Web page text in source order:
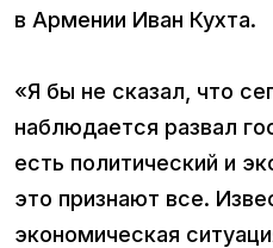
в Армении Иван Кухта.
«Я бы не сказал, что
наблюдается развал
есть политический и
это признают все.
экономическая